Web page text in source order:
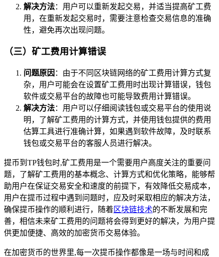
解决方法：用户可以重新发起交易，并适当提高矿工费
用，在重新发起交易时，需要注意检查交易信息的准确
性，避免再次出现问题。
（三）矿工费用计算错误
问题原因 ：由于不同区块链网络的矿工费用计算方式复
杂，用户可能会在设置矿工费用时出现计算错误，钱包
软件或交易平台的故障也可能导致费用计算错误。
解决方法：用户可以仔细阅读钱包或交易平台的使用说
明，了解矿工费用的计算方式，并使用钱包提供的费用
估算工具进行准确计算，如果遇到软件故障，及时联系
钱包或交易平台的客服人员进行解决。
提币到TP钱包时,矿工费用是一个需要用户高度关注的重要问
题，了解矿工费用的基本概念、计算方式和优化策略，能够帮
助用户在保证交易安全和速度的前提下，有效降低交易成本，
用户在提币过程中遇到问题时，应及时采取相应的解决方法，
确保提币操作的顺利进行，随着 区块链技术的不断发展和完
善，相信未来矿工费用的问题将会得到更好的解决，为用户提
供更加便捷、高效的加密货币交易体验。
在加密货币的世界里,每一次提币操作都像是一场与时间和成